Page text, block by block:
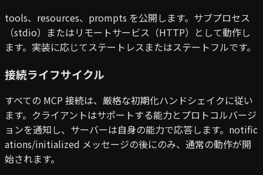
tools、resources、prompts を公開します。サブプロセス
（stdio）またはリモートサービス（HTTP）として動作し
ます。実装に応じてステートレスまたはステートフルです。
接続ライフサイクル
すべての MCP 接続は、厳格な初期化ハンドシェイクに従い
ます。クライアントはサポートする能力とプロトコルバージ
ョンを通知し、サーバーは自身の能力で応答します。notific
ations/initialized メッセージの後にのみ、通常の動作が開
始されます。